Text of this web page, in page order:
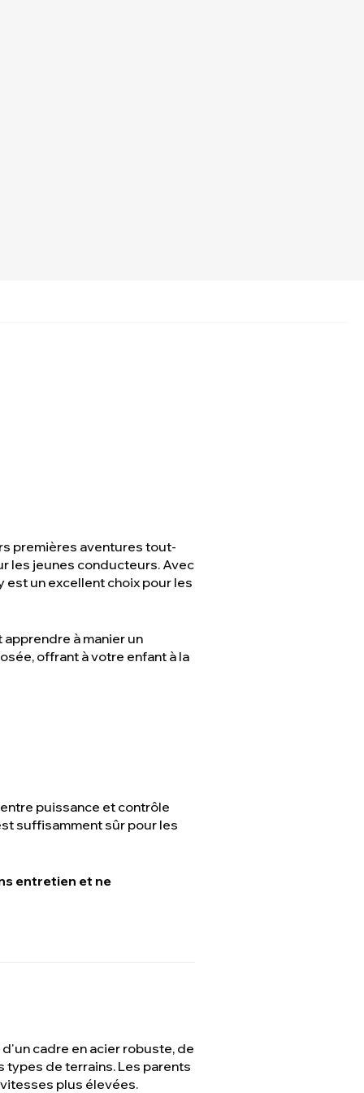
premières aventures tout-
les jeunes conducteurs. Avec
un excellent choix pour les
à manier un
offrant à votre enfant à la
puissance et contrôle
suffisamment sûr pour les
entretien et ne
cadre en acier robuste, de
de terrains. Les parents
plus élevées.